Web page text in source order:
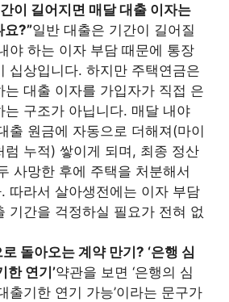
이 길어지면 매달 대출 이자는
요?”일반 대출은 기간이 길어질
야 하는 이자 부담 때문에 통장
십상입니다. 하지만 주택연금은
는 대출 이자를 가입자가 직접 은
는 구조가 아닙니다. 매달 내야
출 원금에 자동으로 더해져(마이
럼 누적) 쌓이게 되며, 최종 정산
사망한 후에 주택을 처분해서
따라서 살아생전에는 이자 부담
기간을 걱정하실 필요가 전혀 없
돌아오는 계약 만기? ‘은행 심
한 연기’약관을 보면 ‘은행의 심
출기한 연기 가능’이라는 문구가